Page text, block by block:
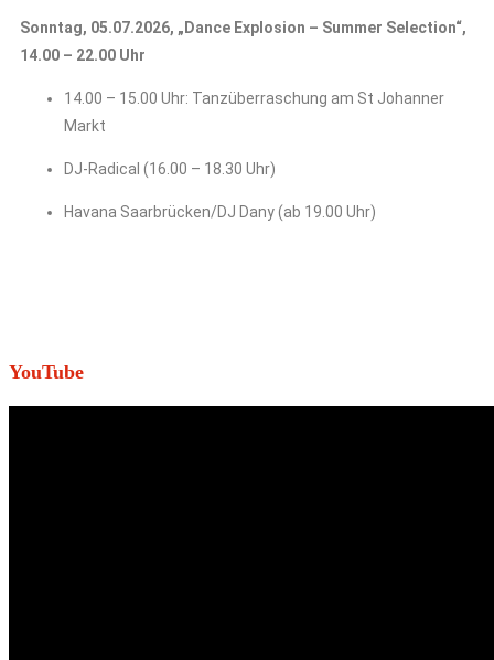
Sonntag, 05.07.2026, „Dance Explosion – Summer Selection“,
14.00 – 22.00 Uhr
14.00 – 15.00 Uhr: Tanzüberraschung am St Johanner
Markt
DJ-Radical (16.00 – 18.30 Uhr)
Havana Saarbrücken/DJ Dany (ab 19.00 Uhr)
YouTube